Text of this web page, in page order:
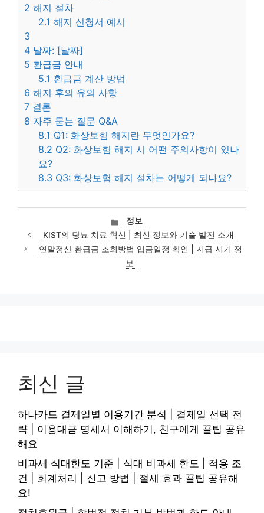
2 해지 절차
2.1 해지 신청서 예시
3
4 날짜: [날짜]
5 환급금 안내
5.1 환급금 계산 방법
6 해지 후의 유의 사항
7 결론
8 자주 묻는 질문 Q&A
8.1 Q1: 화상보험 해지란 무엇인가요?
8.2 Q2: 화상보험 해지 시 어떤 주의사항이 있나
요?
8.3 Q3: 화상보험 해지 절차는 어떻게 되나요?
카
테
고
리
정보
KIST의 당뇨 치료 혁신 | 최신 정보와 기술 발전 소개
연말정산 환급금 조회방법 입금일정 확인 | 지급 시기 정
보
최신 글
하나카드 결제일별 이용기간 분석 | 결제일 선택 전
략 | 이용대금 명세서 이해하기, 친구에게 꿀팁 공유
해요
비과세 식대한도 기준 | 식대 비과세 한도 | 적용 조
건 | 회계처리 | 신고 방법 | 절세 효과 꿀팁 공유해
요!